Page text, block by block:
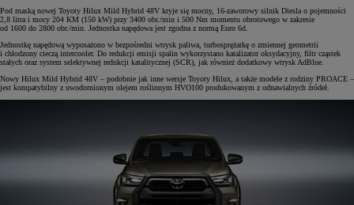
Pod maską nowej Toyoty Hilux Mild Hybrid 48V kryje się mocny, 16-zaworowy silnik Diesla o pojemności
2,8 litra i mocy 204 KM (150 kW) przy 3400 obr./min i 500 Nm momentu obrotowego w zakresie
od 1600 do 2800 obr./min. Jednostka napędowa jest zgodna z normą Euro 6d.
Jednostkę napędową wyposażono w bezpośredni wtrysk paliwa, turbosprężarkę o zmiennej geometrii
i chłodzony cieczą intercooler. Do redukcji emisji spalin wykorzystano katalizator oksydacyjny, filtr cząstek
stałych oraz system selektywnej redukcji katalitycznej (SCR), jak również dodatkowy wtrysk AdBlue.
Nowy Hilux Mild Hybrid 48V – podobnie jak inne wersje Toyoty Hilux, a także modele z rodziny PROACE –
jest kompatybilny z uwodornionym olejem roślinnym HVO100 produkowanym z odnawialnych źródeł.